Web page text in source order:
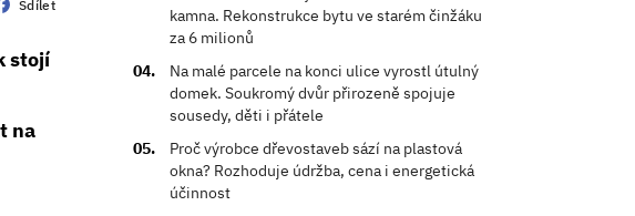
Sdílet
stojí
na
kamna. Rekonstrukce bytu ve starém činžáku
za 6 milionů
Na malé parcele na konci ulice vyrostl útulný
domek. Soukromý dvůr přirozeně spojuje
sousedy, děti i přátele
Proč výrobce dřevostaveb sází na plastová
okna? Rozhoduje údržba, cena i energetická
účinnost